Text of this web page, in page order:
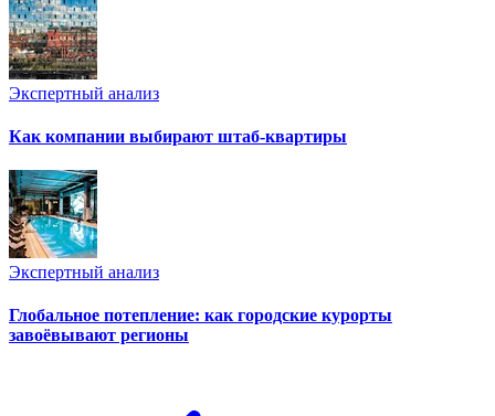
Экспертный анализ
Как компании выбирают штаб-квартиры
Экспертный анализ
Глобальное потепление: как городские курорты
завоёвывают регионы